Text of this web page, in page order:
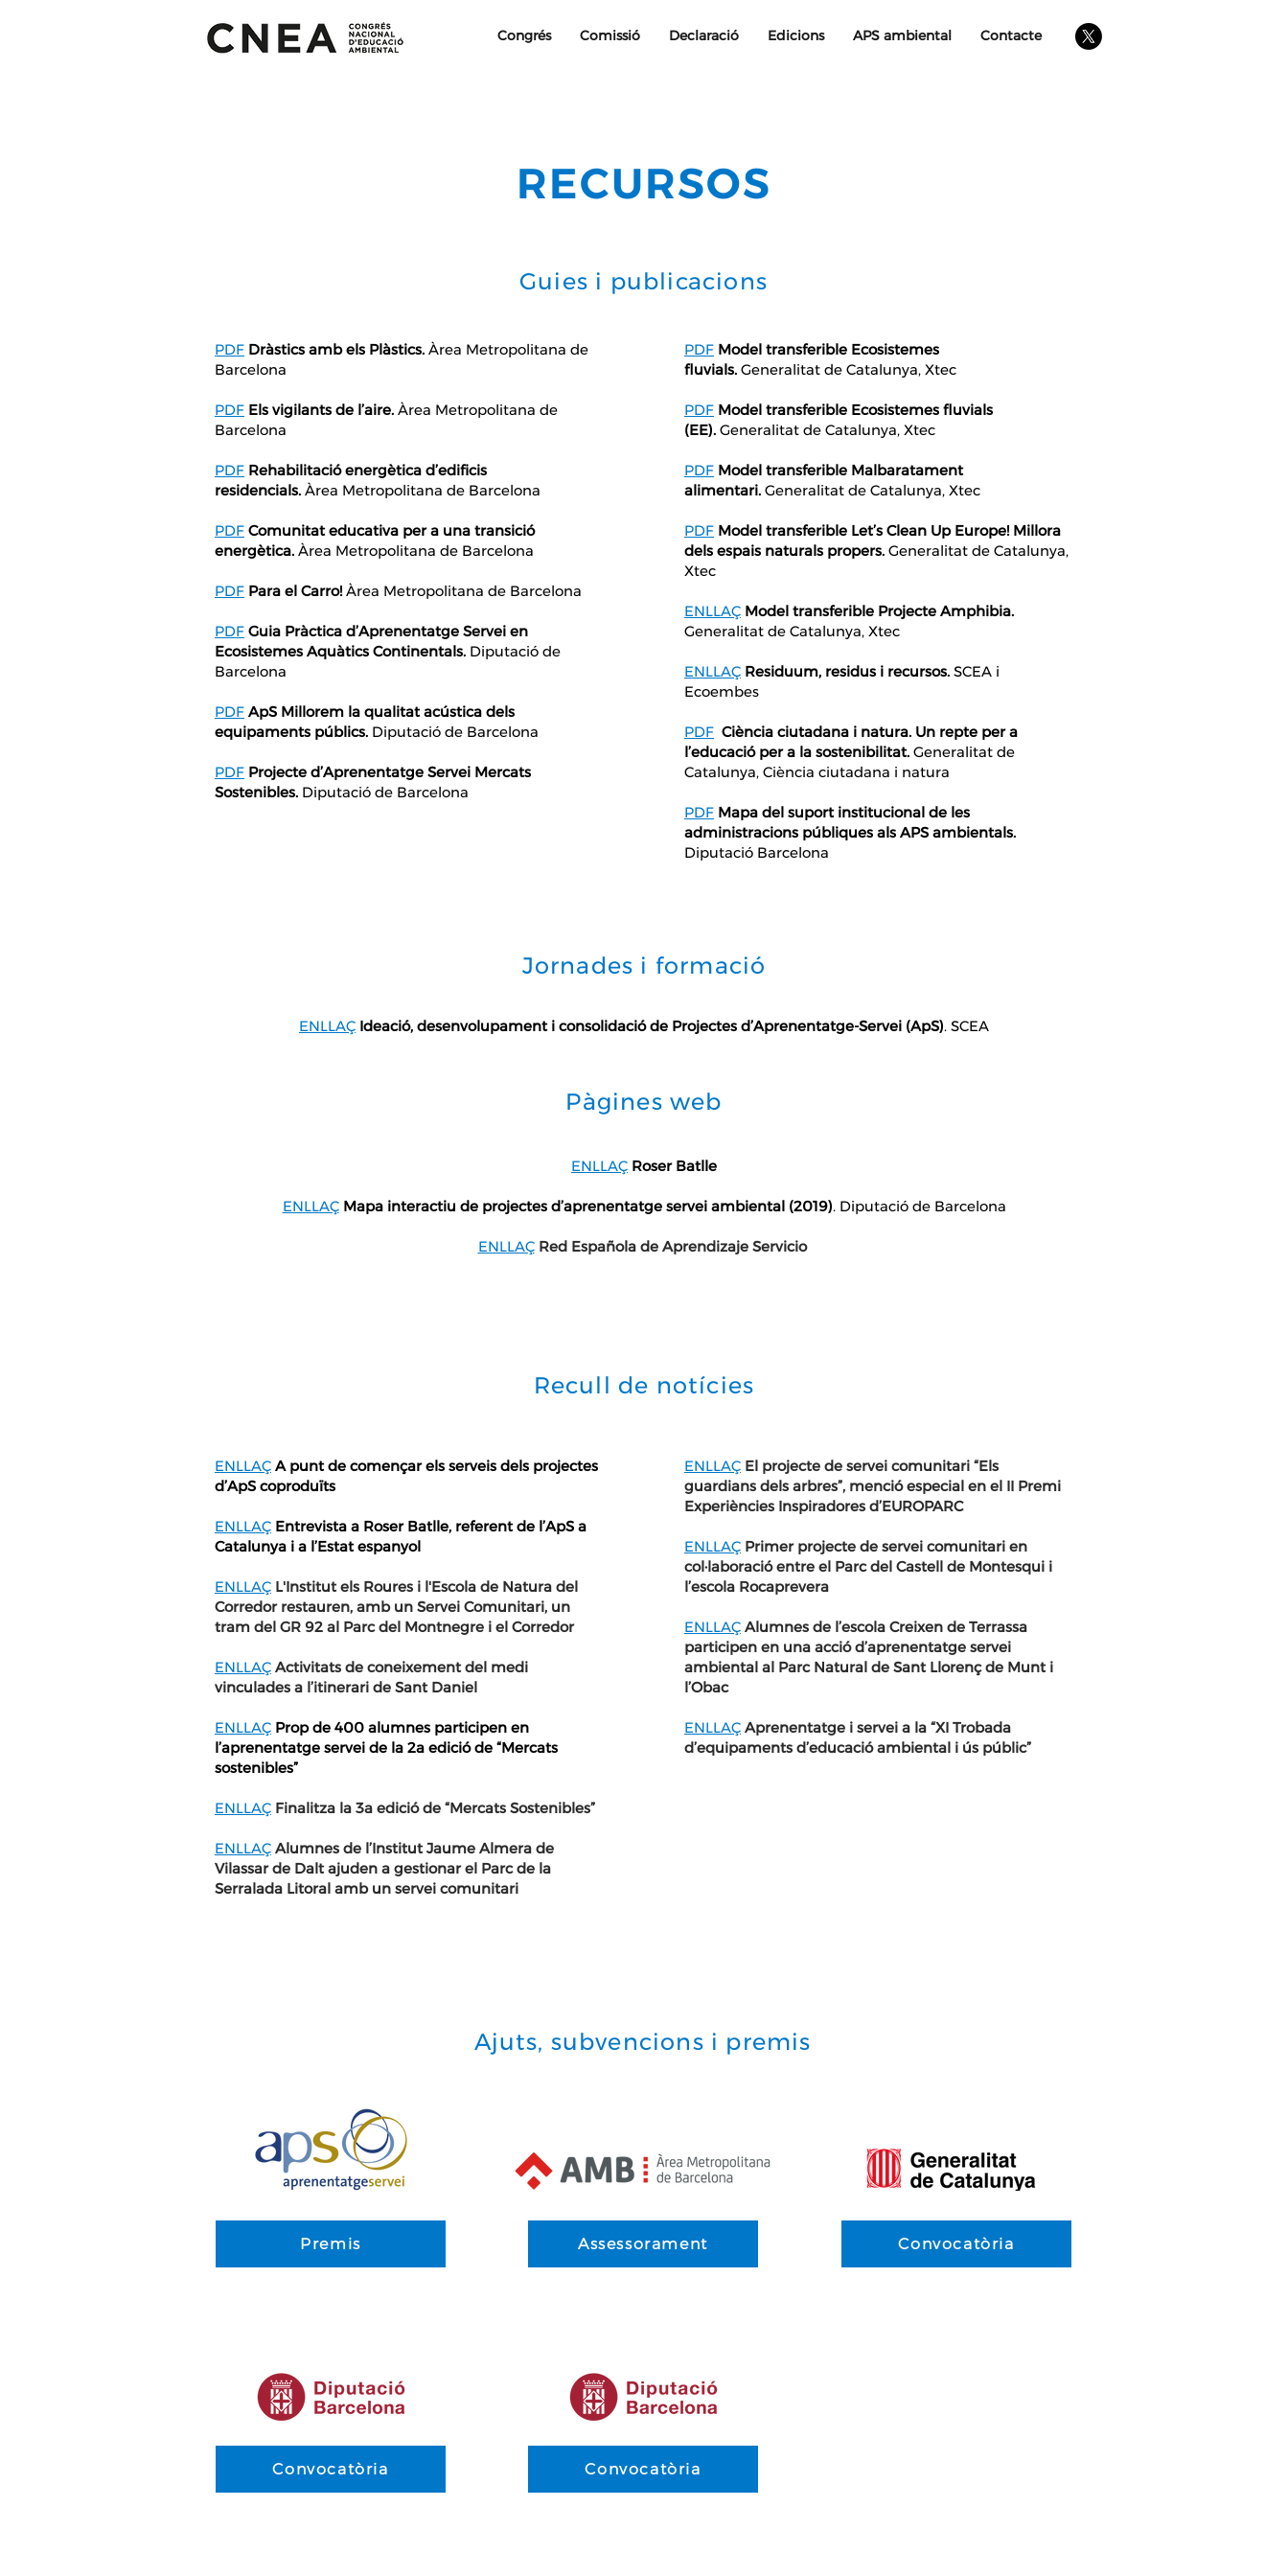
Congrés Comissió Declaració Edicions APS ambiental Contacte
RECURSOS
Guies i publicacions
PDF Dràstics amb els Plàstics. Àrea Metropolitana de
Barcelona
PDF Els vigilants de l’aire. Àrea Metropolitana de
Barcelona
PDF Rehabilitació energètica d’edificis
residencials. Àrea Metropolitana de Barcelona
PDF Comunitat educativa per a una transició
energètica. Àrea Metropolitana de Barcelona
PDF Para el Carro! Àrea Metropolitana de Barcelona
PDF Guia Pràctica d’Aprenentatge Servei en
Ecosistemes Aquàtics Continentals. Diputació de
Barcelona
PDF ApS Millorem la qualitat acústica dels
equipaments públics. Diputació de Barcelona
PDF Projecte d’Aprenentatge Servei Mercats
Sostenibles. Diputació de Barcelona
PDF Model transferible Ecosistemes
fluvials. Generalitat de Catalunya, Xtec
PDF Model transferible Ecosistemes fluvials
(EE). Generalitat de Catalunya, Xtec
PDF Model transferible Malbaratament
alimentari. Generalitat de Catalunya, Xtec
PDF Model transferible Let’s Clean Up Europe! Millora
dels espais naturals propers. Generalitat de Catalunya,
Xtec
ENLLAÇ Model transferible Projecte Amphibia.
Generalitat de Catalunya, Xtec
ENLLAÇ Residuum, residus i recursos. SCEA i
Ecoembes
PDF Ciència ciutadana i natura. Un repte per a
l’educació per a la sostenibilitat. Generalitat de
Catalunya, Ciència ciutadana i natura
PDF Mapa del suport institucional de les
administracions públiques als APS ambientals.
Diputació Barcelona
Jornades i formació
ENLLAÇ Ideació, desenvolupament i consolidació de Projectes d’Aprenentatge-Servei (ApS). SCEA
Pàgines web
ENLLAÇ Roser Batlle
ENLLAÇ Mapa interactiu de projectes d’aprenentatge servei ambiental (2019). Diputació de Barcelona
ENLLAÇRed Española de Aprendizaje Servicio
Recull de notícies
ENLLAÇ A punt de començar els serveis dels projectes
d’ApS coproduïts
ENLLAÇ Entrevista a Roser Batlle, referent de l’ApS a
Catalunya i a l’Estat espanyol
ENLLAÇ L'Institut els Roures i l'Escola de Natura del
Corredor restauren, amb un Servei Comunitari, un
tram del GR 92 al Parc del Montnegre i el Corredor
ENLLAÇ Activitats de coneixement del medi
vinculades a l’itinerari de Sant Daniel
ENLLAÇ Prop de 400 alumnes participen en
l’aprenentatge servei de la 2a edició de “Mercats
sostenibles”
ENLLAÇ Finalitza la 3a edició de “Mercats Sostenibles”
ENLLAÇ Alumnes de l’Institut Jaume Almera de
Vilassar de Dalt ajuden a gestionar el Parc de la
Serralada Litoral amb un servei comunitari
ENLLAÇ El projecte de servei comunitari “Els
guardians dels arbres”, menció especial en el II Premi
Experiències Inspiradores d’EUROPARC
ENLLAÇ Primer projecte de servei comunitari en
col·laboració entre el Parc del Castell de Montesqui i
l’escola Rocaprevera
ENLLAÇ Alumnes de l’escola Creixen de Terrassa
participen en una acció d’aprenentatge servei
ambiental al Parc Natural de Sant Llorenç de Munt i
l’Obac
ENLLAÇ Aprenentatge i servei a la “XI Trobada
d’equipaments d’educació ambiental i ús públic”
Ajuts, subvencions i premis
Premis Assessorament Convocatòria
Convocatòria Convocatòria